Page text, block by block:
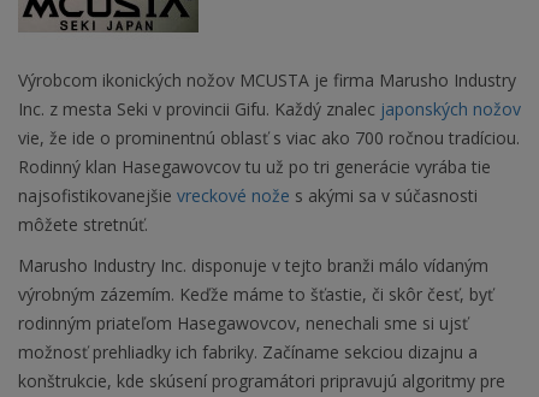
Výrobcom ikonických nožov MCUSTA je firma Marusho Industry
Inc. z mesta Seki v provincii Gifu. Každý znalec japonských nožov
vie, že ide o prominentnú oblasť s viac ako 700 ročnou tradíciou.
Rodinný klan Hasegawovcov tu už po tri generácie vyrába tie
najsofistikovanejšie vreckové nože s akými sa v súčasnosti
môžete stretnúť.
Marusho Industry Inc. disponuje v tejto branži málo vídaným
výrobným zázemím. Keďže máme to šťastie, či skôr česť, byť
rodinným priateľom Hasegawovcov, nenechali sme si ujsť
možnosť prehliadky ich fabriky. Začíname sekciou dizajnu a
konštrukcie, kde skúsení programátori pripravujú algoritmy pre